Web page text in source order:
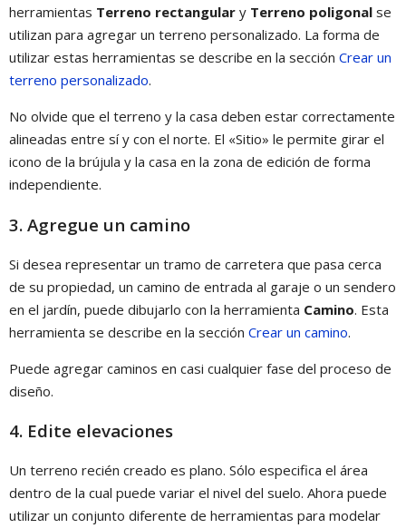
herramientas Terreno rectangular y Terreno poligonal se
utilizan para agregar un terreno personalizado. La forma de
utilizar estas herramientas se describe en la sección Crear un
terreno personalizado.
No olvide que el terreno y la casa deben estar correctamente
alineadas entre sí y con el norte. El «Sitio» le permite girar el
icono de la brújula y la casa en la zona de edición de forma
independiente.
3. Agregue un camino
Si desea representar un tramo de carretera que pasa cerca
de su propiedad, un camino de entrada al garaje o un sendero
en el jardín, puede dibujarlo con la herramienta Camino. Esta
herramienta se describe en la sección Crear un camino.
Puede agregar caminos en casi cualquier fase del proceso de
diseño.
4. Edite elevaciones
Un terreno recién creado es plano. Sólo especifica el área
dentro de la cual puede variar el nivel del suelo. Ahora puede
utilizar un conjunto diferente de herramientas para modelar